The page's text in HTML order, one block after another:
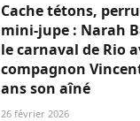
Cache tétons,
mini-jupe : Narah
le carnaval de Rio
compagnon
ans son aîné
26 février 2026